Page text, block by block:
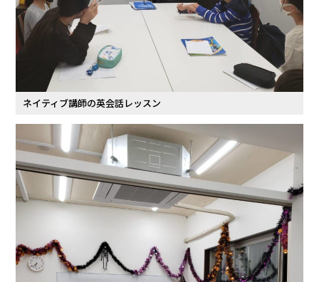
ネイティブ講師の英会話レッスン